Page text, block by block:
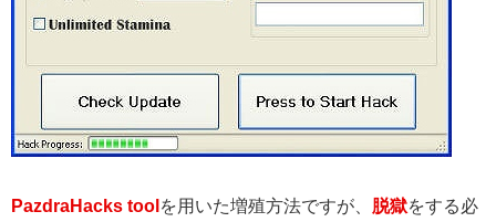
PazdraHacks tool を用いた増殖方法ですが、 脱獄をする必